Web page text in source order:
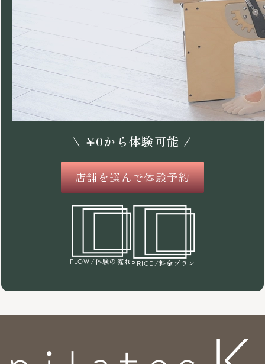
\ ¥0から体験可能 /
店舗を選んで体験予約
FLOW /体験の流れPRICE /料金プラン